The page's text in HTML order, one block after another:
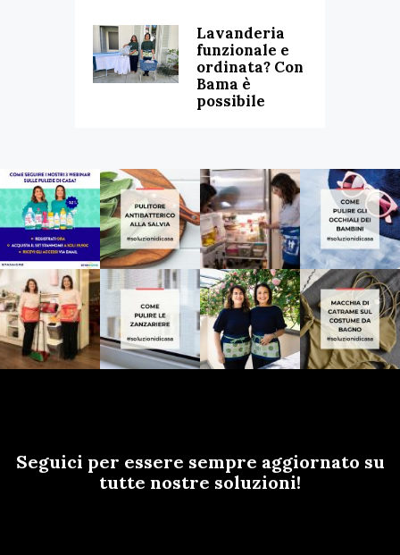
Lavanderia
funzionale e
ordinata? Con
Bama è
possibile
Seguici per essere sempre aggiornato su
tutte nostre soluzioni!